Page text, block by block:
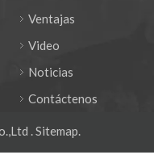
Ventajas
Video
Noticias
Contáctenos
.Sitemap.